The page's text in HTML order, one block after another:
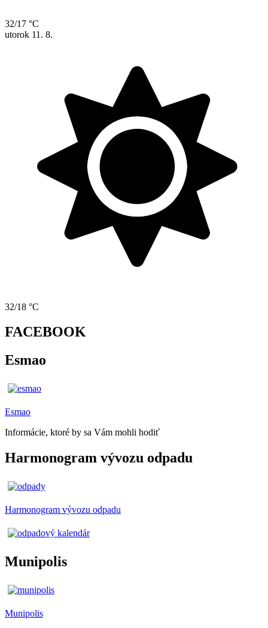
32/17 °C
utorok 11. 8.
32/18 °C
FACEBOOK
Esmao
Esmao
Informácie, ktoré by sa Vám mohli hodiť
Harmonogram vývozu odpadu
Harmonogram vývozu odpadu
Munipolis
Munipolis